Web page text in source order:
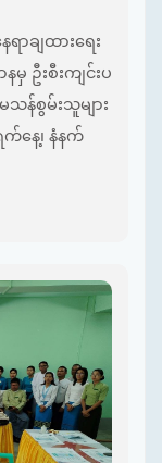
ချထားရေး
မှ ဦးစီးကျင်းပ
န်စွမ်းသူများ
နေ့၊ နံနက်